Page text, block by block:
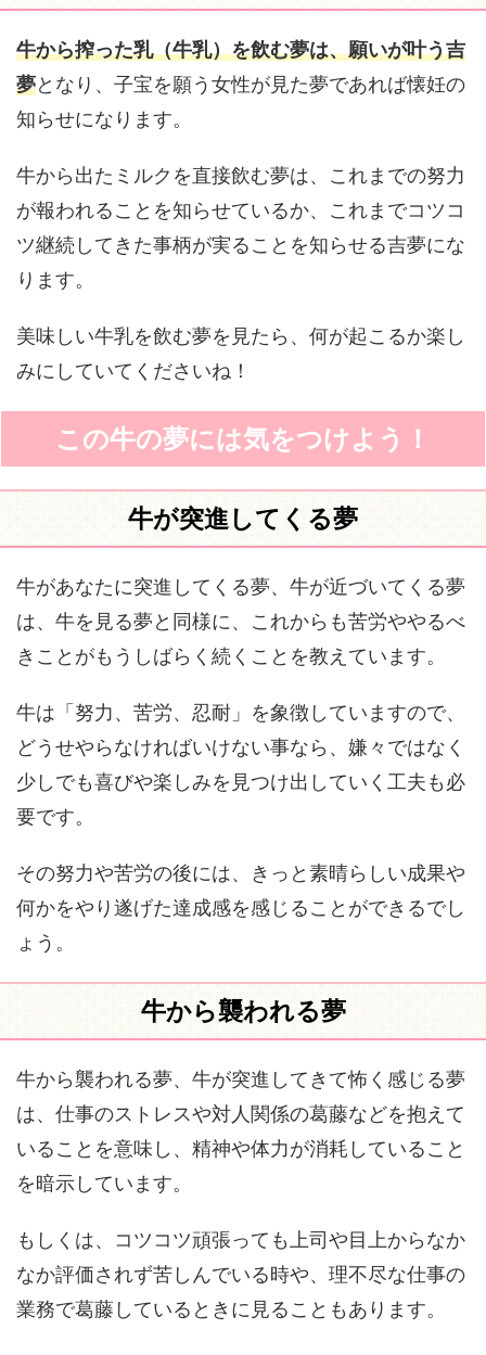
牛から搾った乳（牛乳）を飲む夢は、願いが叶う吉
夢となり、子宝を願う女性が見た夢であれば懐妊の
知らせになります。
牛から出たミルクを直接飲む夢は、これまでの努力
が報われることを知らせているか、これまでコツコ
ツ継続してきた事柄が実ることを知らせる吉夢にな
ります。
美味しい牛乳を飲む夢を見たら、何が起こるか楽し
みにしていてくださいね！
この牛の夢には気をつけよう！
牛が突進してくる夢
牛があなたに突進してくる夢、牛が近づいてくる夢
は、牛を見る夢と同様に、これからも苦労ややるべ
きことがもうしばらく続くことを教えています。
牛は「努力、苦労、忍耐」を象徴していますので、
どうせやらなければいけない事なら、嫌々ではなく
少しでも喜びや楽しみを見つけ出していく工夫も必
要です。
その努力や苦労の後には、きっと素晴らしい成果や
何かをやり遂げた達成感を感じることができるでし
ょう。
牛から襲われる夢
牛から襲われる夢、牛が突進してきて怖く感じる夢
は、仕事のストレスや対人関係の葛藤などを抱えて
いることを意味し、精神や体力が消耗していること
を暗示しています。
もしくは、コツコツ頑張っても上司や目上からなか
なか評価されず苦しんでいる時や、理不尽な仕事の
業務で葛藤しているときに見ることもあります。